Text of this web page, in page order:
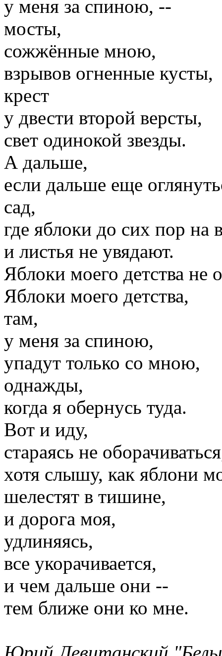
у меня за спиною, --
мосты,
сожжённые мною,
взрывов огненные кусты,
крест
у двести второй версты,
свет одинокой звезды.
А дальше,
если дальше еще
сад,
где яблоки до сих пор на
и листья не увядают.
Яблоки моего детства не
Яблоки моего детства,
там,
у меня за спиною,
упадут только со мною,
однажды,
когда я обернусь туда.
Вот и иду,
стараясь не
хотя слышу, как яблони
шелестят в тишине,
и дорога моя,
удлиняясь,
все укорачивается,
и чем дальше они --
тем ближе они ко мне.